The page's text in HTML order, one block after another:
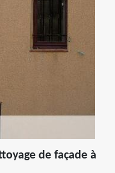
de façade à